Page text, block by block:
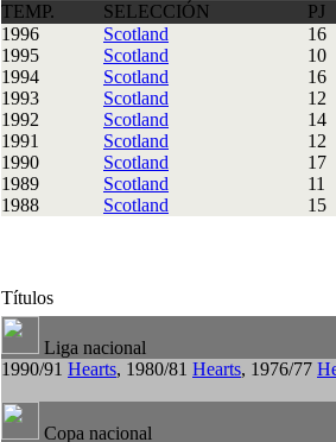
TEMP.
SELECCIÓN PJ
1996
Scotland 16
1995
Scotland 10
1994
Scotland 16
1993
Scotland 12
1992
Scotland 14
1991
Scotland 12
1990
Scotland 17
1989
Scotland 11
1988
Scotland 15
Títulos
Liga nacional
1990/91 Hearts, 1980/81 Hearts, 1976/77
Copa nacional